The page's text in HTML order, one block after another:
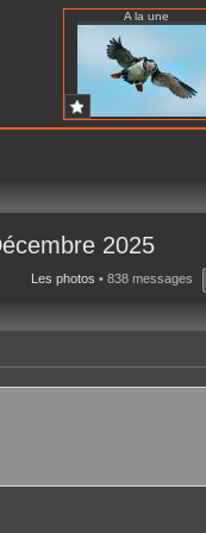
A la une
2025
Les photos • 838 messages